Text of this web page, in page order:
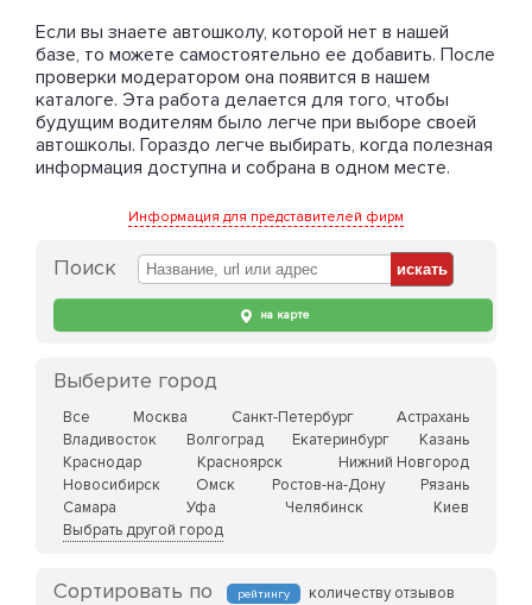
Если вы знаете автошколу, которой нет в нашей
базе, то можете самостоятельно ее добавить. После
проверки модератором она появится в нашем
каталоге. Эта работа делается для того, чтобы
будущим водителям было легче при выборе своей
автошколы. Гораздо легче выбирать, когда полезная
информация доступна и собрана в одном месте.
Информация для представителей фирм
Поиск
на карте
Выберите город
Все Москва Санкт-Петербург
Астрахань
Владивосток
Волгоград Екатеринбург
Казань
Краснодар
Красноярск
Нижний Новгород
Новосибирск
Омск Ростов-на-Дону
Рязань
Самара
Уфа Челябинск
Киев
Выбрать другой город
Сортировать по рейтингу
количеству отзывов